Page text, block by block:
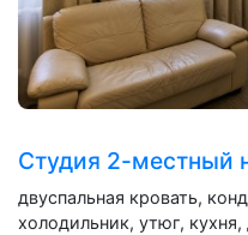
Студия 2-местный
двуспальная кровать,
холодильник, утюг,